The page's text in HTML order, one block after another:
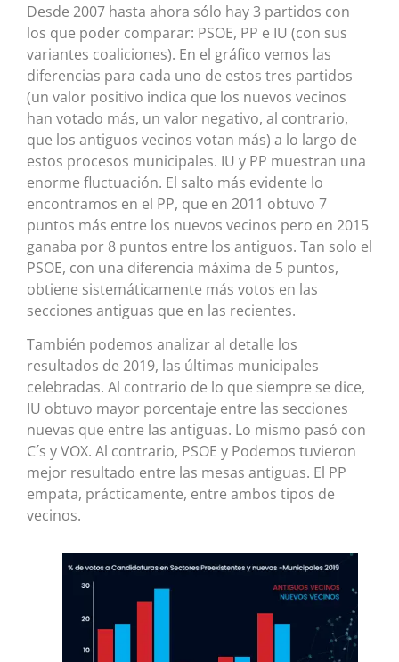
Desde 2007 hasta ahora sólo hay 3 partidos con
los que poder comparar: PSOE, PP e IU (con sus
variantes coaliciones). En el gráfico vemos las
diferencias para cada uno de estos tres partidos
(un valor positivo indica que los nuevos vecinos
han votado más, un valor negativo, al contrario,
que los antiguos vecinos votan más) a lo largo de
estos procesos municipales. IU y PP muestran una
enorme fluctuación. El salto más evidente lo
encontramos en el PP, que en 2011 obtuvo 7
puntos más entre los nuevos vecinos pero en 2015
ganaba por 8 puntos entre los antiguos. Tan solo el
PSOE, con una diferencia máxima de 5 puntos,
obtiene sistemáticamente más votos en las
secciones antiguas que en las recientes.
También podemos analizar al detalle los
resultados de 2019, las últimas municipales
celebradas. Al contrario de lo que siempre se dice,
IU obtuvo mayor porcentaje entre las secciones
nuevas que entre las antiguas. Lo mismo pasó con
C´s y VOX. Al contrario, PSOE y Podemos tuvieron
mejor resultado entre las mesas antiguas. El PP
empata, prácticamente, entre ambos tipos de
vecinos.